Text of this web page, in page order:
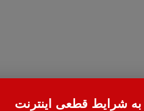
به شرایط قطعی اینترنت